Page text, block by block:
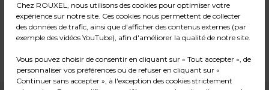
Couleur : Transparent
Matière : Acrylique
Dimensions : L 40 x P 27 x H 4 cm
Poids : 0,42 kg
Chez ROUXEL, nous utilisons des cookies pour optimiser votre
expérience sur notre site. Ces cookies nous permettent de collecter
des données de trafic, ainsi que d'afficher des contenus externes (par
exemple des vidéos YouTube), afin d'améliorer la qualité de notre site.
Vous pouvez choisir de consentir en cliquant sur « Tout accepter », de
personnaliser vos préférences ou de refuser en cliquant sur «
Continuer sans accepter », à l'exception des cookies strictement